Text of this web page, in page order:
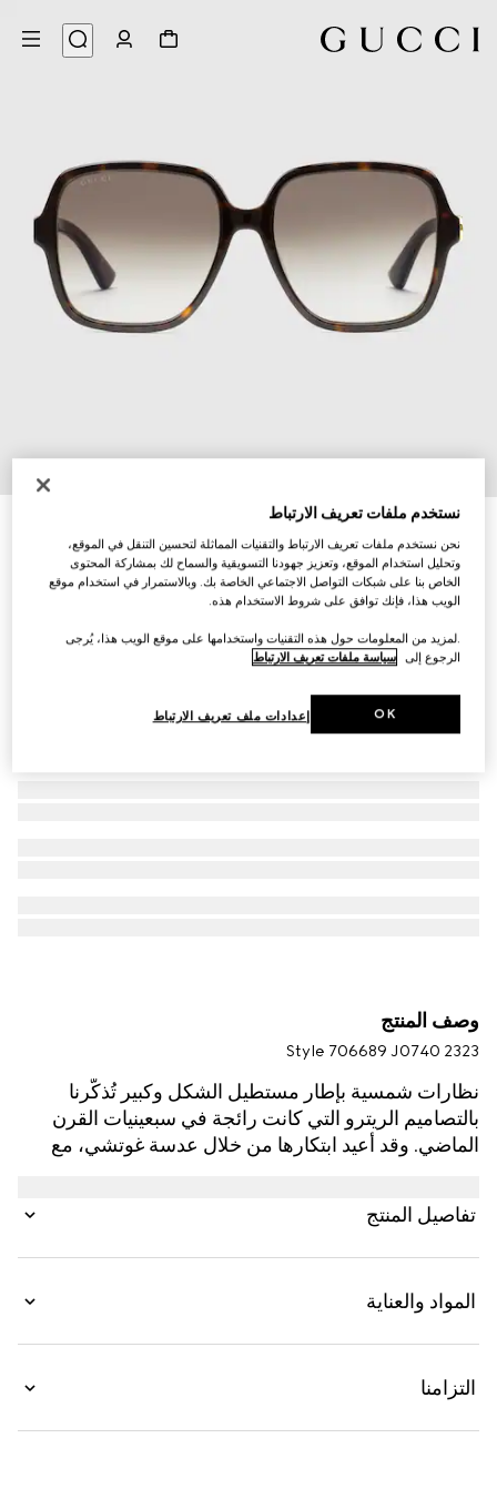
نظارات شمسية بإطار مستطيل الشكل
SAR 2,135
وصف المنتج
Style ‎706689 J0740 2323
نظارات شمسية بإطار مستطيل الشكل وكبير تُذكّرنا
بالتصاميم الريترو التي كانت رائجة في سبعينيات القرن
الماضي. وقد أعيد ابتكارها من خلال عدسة غوتشي، مع
كتفصيل عريض باللون الذهبي، مُزيّنةً الذراعين كتكريم
واضح للدار.
تفاصيل المنتج
المواد والعناية
التزامنا
نستخدم ملفات تعريف الارتباط
نحن نستخدم ملفات تعريف الارتباط والتقنيات المماثلة لتحسين التنقل في الموقع،
وتحليل استخدام الموقع، وتعزيز جهودنا التسويقية والسماح لك بمشاركة المحتوى
الخاص بنا على شبكات التواصل الاجتماعي الخاصة بك. وبالاستمرار في استخدام موقع
الويب هذا، فإنك توافق على شروط الاستخدام هذه.
.لمزيد من المعلومات حول هذه التقنيات واستخدامها على موقع الويب هذا، يُرجى
الرجوع إلى سياسة ملفات تعريف الارتباط
إعدادات ملف تعريف الارتباط OK